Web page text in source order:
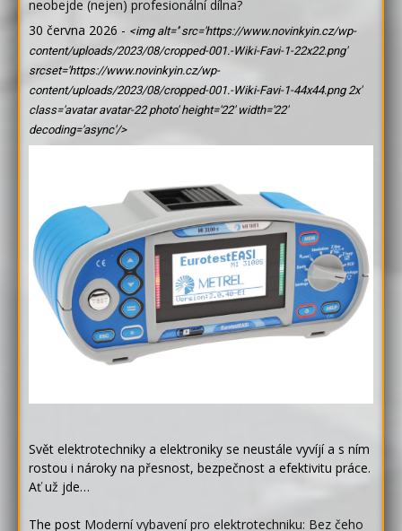
neobejde (nejen) profesionální dílna?
30 června 2026 - <img alt='' src='https://www.novinkyin.cz/wp-
content/uploads/2023/08/cropped-001.-Wiki-Favi-1-22x22.png'
srcset='https://www.novinkyin.cz/wp-
content/uploads/2023/08/cropped-001.-Wiki-Favi-1-44x44.png 2x'
class='avatar avatar-22 photo' height='22' width='22'
decoding='async'/>
Svět elektrotechniky a elektroniky se neustále vyvíjí a s ním
rostou i nároky na přesnost, bezpečnost a efektivitu práce.
Ať už jde…
The post Moderní vybavení pro elektrotechniku: Bez čeho